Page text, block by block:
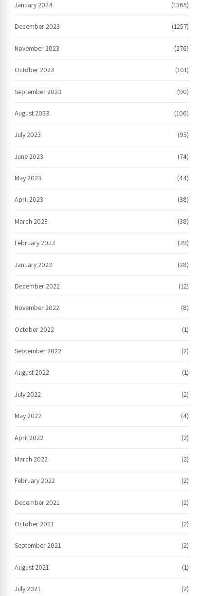
January 2024 (1365)
December 2023 (1257)
November 2023 (276)
October 2023 (101)
September 2023 (90)
August 2023 (106)
July 2023 (95)
June 2023 (74)
May 2023 (44)
April 2023 (38)
March 2023 (38)
February 2023 (39)
January 2023 (28)
December 2022 (12)
November 2022 (8)
October 2022 (1)
September 2022 (2)
August 2022 (1)
July 2022 (2)
May 2022 (4)
April 2022 (2)
March 2022 (2)
February 2022 (2)
December 2021 (2)
October 2021 (2)
September 2021 (2)
August 2021 (1)
July 2021 (2)